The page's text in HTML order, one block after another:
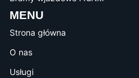
MENU
Strona główna
O nas
Usługi